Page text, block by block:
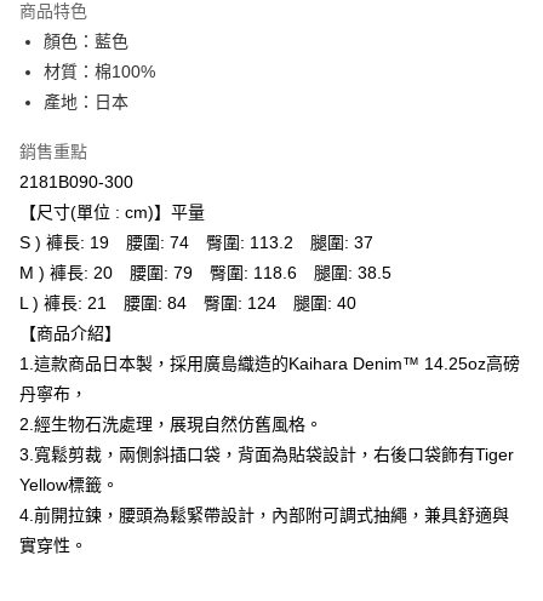
Apple Pay
ATM付款
運送方式
全家取貨付款
每筆NT$80，滿NT$6,000(含以上)免運費
付款後全家取貨
萊爾富取貨付款
每筆NT$80，滿NT$6,000(含以上)免運費
付款後萊爾富取貨
每筆NT$80，滿NT$6,000(含以上)免運費
7-11取貨付款
每筆NT$80，滿NT$6,000(含以上)免運費
商品特色
顏色：藍色
材質：棉100%
產地：日本
銷售重點
2181B090-300
【尺寸(單位 : cm)】平量
S ) 褲長: 19 腰圍: 74 臀圍: 113.2 腿圍: 37
M ) 褲長: 20 腰圍: 79 臀圍: 118.6 腿圍: 38.5
L ) 褲長: 21 腰圍: 84 臀圍: 124 腿圍: 40
【商品介紹】
1.這款商品日本製，採用廣島織造的Kaihara Denim™ 14.25oz高磅
丹寧布，
2.經生物石洗處理，展現自然仿舊風格。
3.寬鬆剪裁，兩側斜插口袋，背面為貼袋設計，右後口袋飾有Tiger
Yellow標籤。
4.前開拉鍊，腰頭為鬆緊帶設計，內部附可調式抽繩，兼具舒適與
實穿性。